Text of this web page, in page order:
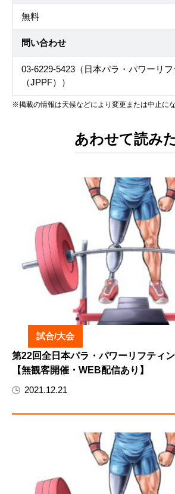
無料
問い合わせ
03-6229-5423（日本パラ・パワーリ
（JPPF））
※掲載の情報は天候などにより変更または中止に
あわせて読み
試合/大会
第22回全日本パラ・パワーリフティ
【無観客開催・WEB配信あり】
2021.12.21